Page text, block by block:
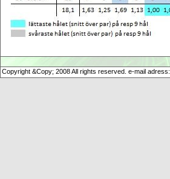
Copyright &Copy; 2008 All rights reserved. e-mail adress: